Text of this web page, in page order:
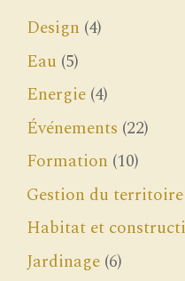
Design (4)
Eau (5)
Energie (4)
Événements (22)
Formation (10)
Gestion du territoire
Habitat et
Jardinage (6)